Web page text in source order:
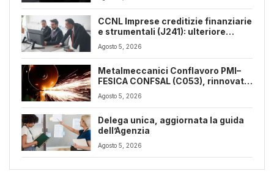
CCNL Imprese creditizie finanziarie
e strumentali (J241): ulteriore
sospensione dei termini a dicembre
2026
Agosto 5, 2026
Metalmeccanici Conflavoro PMI–
FESICA CONFSAL (C053), rinnovato
il CCNL 2026-2029: rafforzate
tutele e flessibilità organizzativa
Agosto 5, 2026
Delega unica, aggiornata la guida
dell’Agenzia
Agosto 5, 2026